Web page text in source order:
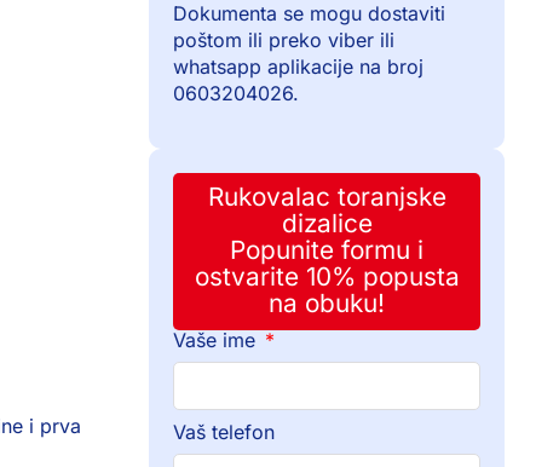
i prva
Dokumenta se mogu dostaviti
poštom ili preko viber ili
whatsapp aplikacije na broj
0603204026.
Rukovalac toranjske
dizalice
Popunite formu i
ostvarite 10% popusta
na obuku!
Vaše ime
Vaš telefon